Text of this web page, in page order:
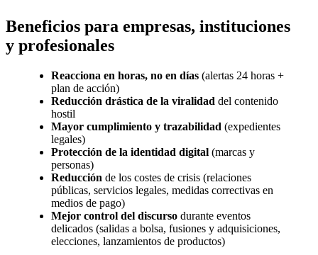
Beneficios para empresas, instituciones
y profesionales
Reacciona en horas, no en días (alertas 24 horas +
plan de acción)
Reducción drástica de la viralidad del contenido
hostil
Mayor cumplimiento y trazabilidad (expedientes
legales)
Protección de la identidad digital (marcas y
personas)
Reducción de los costes de crisis (relaciones
públicas, servicios legales, medidas correctivas en
medios de pago)
Mejor control del discurso durante eventos
delicados (salidas a bolsa, fusiones y adquisiciones,
elecciones, lanzamientos de productos)